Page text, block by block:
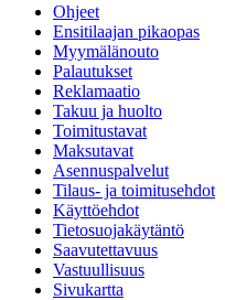
Ohjeet
Ensitilaajan pikaopas
Myymälänouto
Palautukset
Reklamaatio
Takuu ja huolto
Toimitustavat
Maksutavat
Asennuspalvelut
Tilaus- ja toimitusehdot
Käyttöehdot
Tietosuojakäytäntö
Saavutettavuus
Vastuullisuus
Sivukartta